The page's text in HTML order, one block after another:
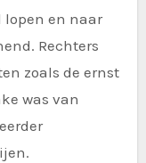
lopen en naar
Rechters
zoals de ernst
was van